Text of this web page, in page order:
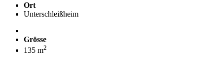
Ort
Unterschleißheim
Grösse
135 m2